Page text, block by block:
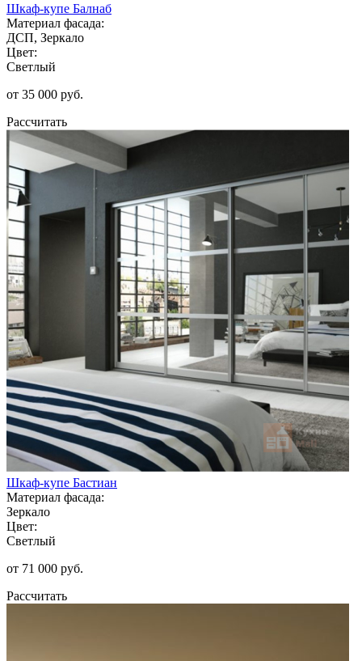
Шкаф-купе Балнаб
Материал фасада:
ДСП, Зеркало
Цвет:
Светлый
от 35 000 руб.
Рассчитать
Шкаф-купе Бастиан
Материал фасада:
Зеркало
Цвет:
Светлый
от 71 000 руб.
Рассчитать